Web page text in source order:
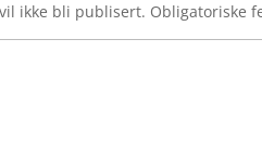
ikke bli publisert. Obligatoriske